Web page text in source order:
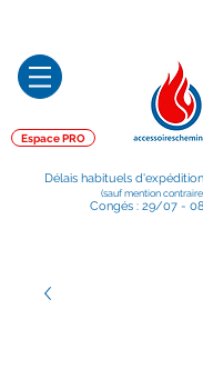
Espace PRO
Délais habituels
(sauf mention
Congés : 29/07 -